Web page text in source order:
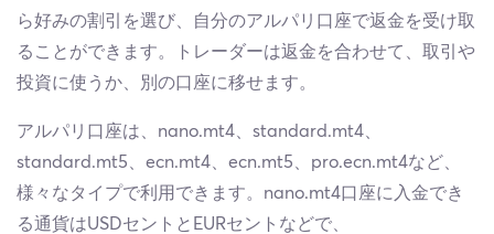
ら好みの割引を選び、自分のアルパリ口座で返金を受け取
ることができます。トレーダーは返金を合わせて、取引や
投資に使うか、別の口座に移せます。
アルパリ口座は、nano.mt4、standard.mt4、
standard.mt5、ecn.mt4、ecn.mt5、pro.ecn.mt4など、
様々なタイプで利用できます。nano.mt4口座に入金でき
る通貨はUSDセントとEURセントなどで、